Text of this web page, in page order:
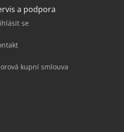
a podpora
se
kupní smlouva